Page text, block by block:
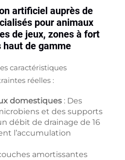
artificiel auprès de
pour animaux
de jeux, zones à fort
de gamme
caractéristiques
réelles :
domestiques : Des
et des supports
débit de drainage de 16
l’accumulation
amortissantes